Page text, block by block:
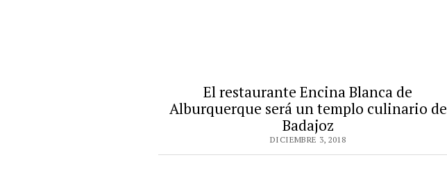
El restaurante Encina Blanca de
Alburquerque será un templo culinario de
Badajoz
DICIEMBRE 3, 2018